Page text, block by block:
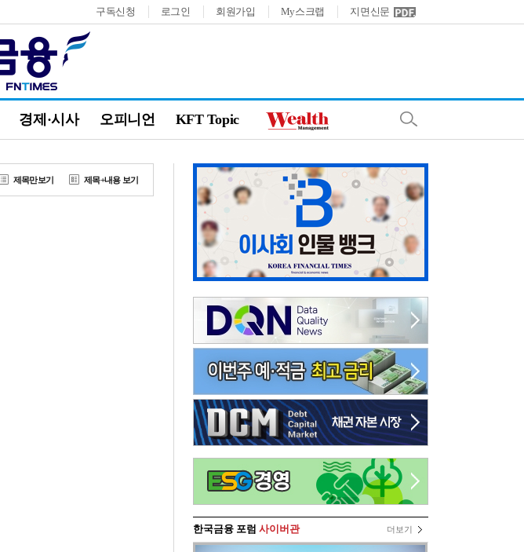
구독신청 로그인 회원가입 My스크랩 지면신문
경제·시사 오피니언 KFT Topic
제목만보기 제목+내용 보기
한국금융 포럼 사이버관 더보기